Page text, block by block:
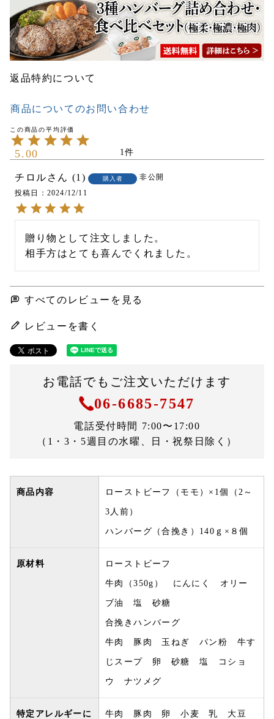
返品特約について
商品についてのお問い合わせ
5.00 1
チロル 1 購入者
非公開
投稿日
2024/12/11
贈り物として注文しました。
相手方はとても喜んでくれました。
すべてのレビューを見る
レビューを書く
お電話でもご注文いただけます
06-6685-7547
電話受付時間 7:00〜17:00
（1・3・5週目の水曜、日・祝祭日除く）
商品内容 ローストビーフ（モモ）×1個（2～
3人前）
ハンバーグ（合挽き）140ｇ×８個
原材料 ローストビーフ
牛肉（350g） にんにく オリー
ブ油 塩 砂糖
合挽きハンバーグ
牛肉 豚肉 玉ねぎ パン粉 牛す
じスープ 卵 砂糖 塩 コショ
ウ ナツメグ
特定アレルギーに 牛肉 豚肉 卵 小麦 乳 大豆